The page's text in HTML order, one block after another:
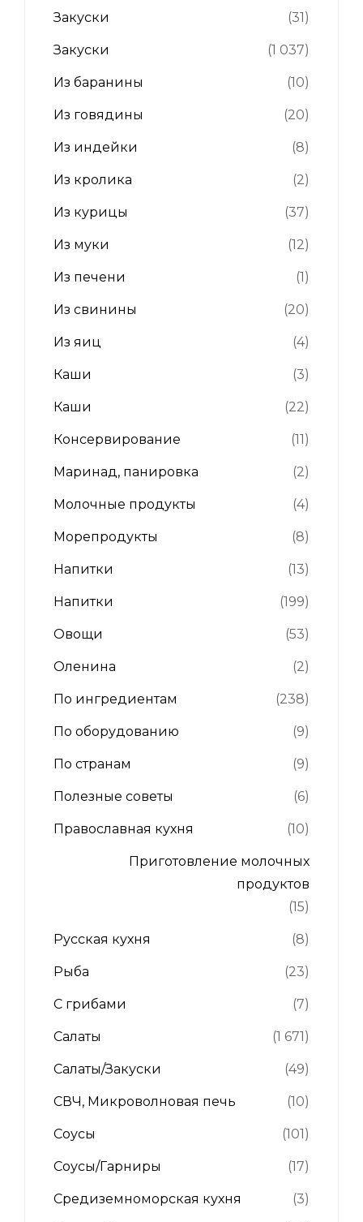
Закуски (31)
Закуски (1 037)
Из баранины (10)
Из говядины (20)
Из индейки (8)
Из кролика (2)
Из курицы (37)
Из муки (12)
Из печени (1)
Из свинины (20)
Из яиц (4)
Каши (3)
Каши (22)
Консервирование (11)
Маринад, панировка (2)
Молочные продукты (4)
Морепродукты (8)
Напитки (13)
Напитки (199)
Овощи (53)
Оленина (2)
По ингредиентам (238)
По оборудованию (9)
По странам (9)
Полезные советы (6)
Православная кухня (10)
Приготовление молочных
продуктов
(15)
Русская кухня (8)
Рыба (23)
С грибами (7)
Салаты (1 671)
Салаты/Закуски (49)
СВЧ, Микроволновая печь (10)
Соусы (101)
Соусы/Гарниры (17)
Средиземноморская кухня (3)